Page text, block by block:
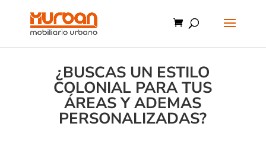
¿BUSCAS UN ESTILO
COLONIAL PARA TUS
ÁREAS Y ADEMAS
PERSONALIZADAS?